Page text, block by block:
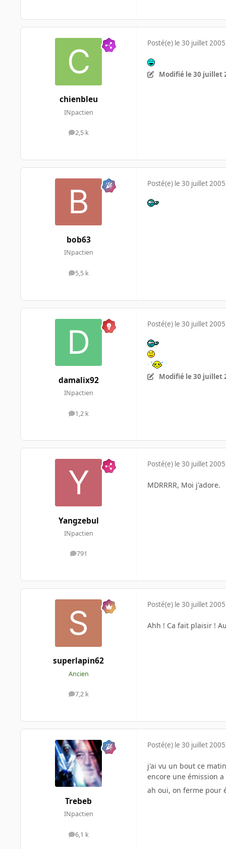
chienbleu
INpactien
2,5 k
messages
Posté(e) le 30 juillet 2005
Modifié le 30 juillet
bob63
INpactien
5,5 k
messages
Posté(e) le 30 juillet 2005
damalix92
INpactien
1,2 k
messages
Posté(e) le 30 juillet 2005
Modifié le 30 juillet
Yangzebul
INpactien
791
messages
Posté(e) le 30 juillet 2005
MDRRRR, Moi j'adore.
superlapin62
Ancien
7,2 k
messages
Posté(e) le 30 juillet 2005
Ahh ! Ca fait plaisir !
Trebeb
INpactien
6,1 k
messages
Posté(e) le 30 juillet 2005
j'ai vu un bout ce
encore une émission
ah oui, on ferme pour